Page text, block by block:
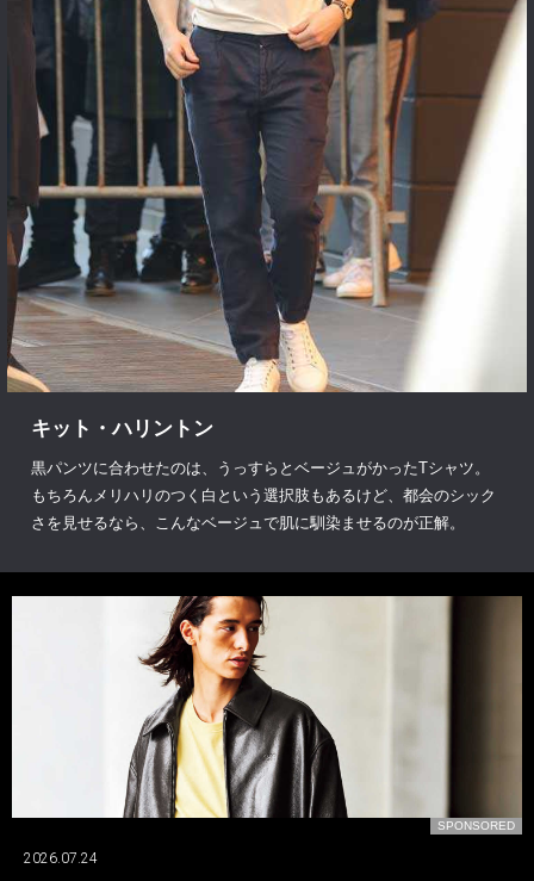
キット・ハリントン
黒パンツに合わせたのは、うっすらとベージュがかったTシャツ。
もちろんメリハリのつく白という選択肢もあるけど、都会のシック
さを見せるなら、こんなベージュで肌に馴染ませるのが正解。
SPONSORED
2026.07.24